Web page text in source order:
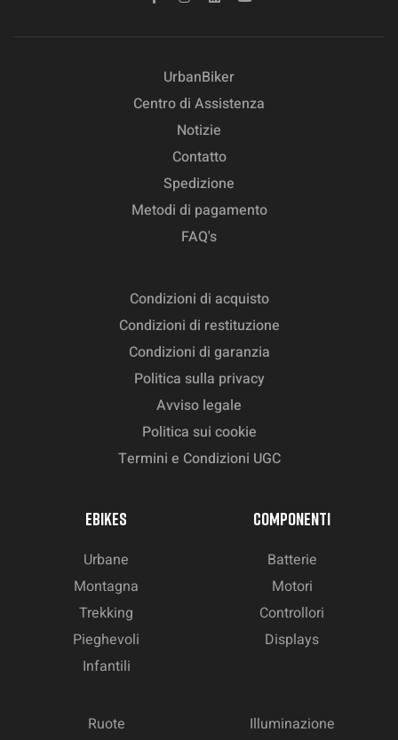
UrbanBiker
Centro di Assistenza
Notizie
Contatto
Spedizione
Metodi di pagamento
FAQ's
Condizioni di acquisto
Condizioni di restituzione
Condizioni di garanzia
Politica sulla privacy
Avviso legale
Politica sui cookie
Termini e Condizioni UGC
EBIKES
Urbane
Montagna
Trekking
Pieghevoli
Infantili
COMPONENTI
Batterie
Motori
Controllori
Displays
Ruote
Illuminazione